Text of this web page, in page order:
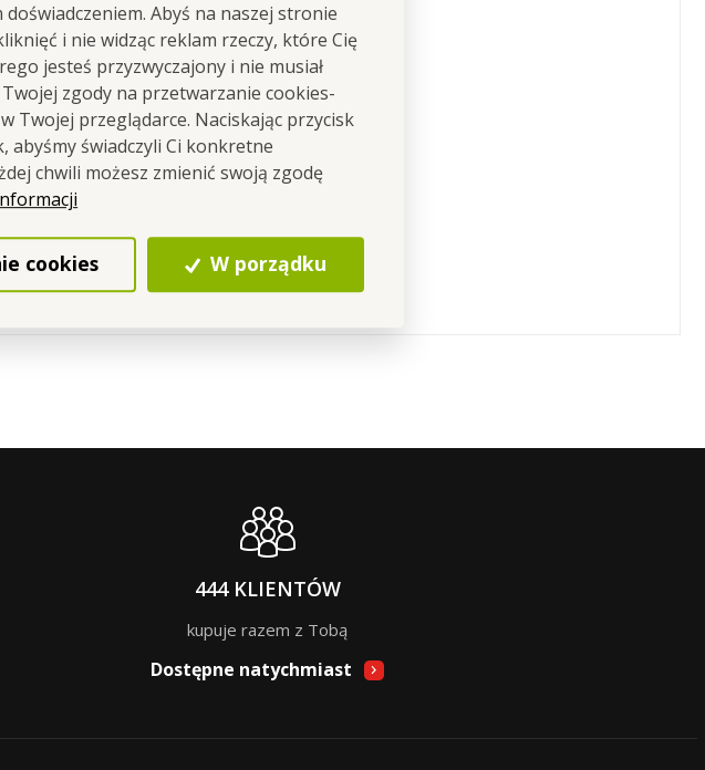
Abyś na naszej stronie
i nie widząc reklam rzeczy, które Cię
jesteś przyzwyczajony i nie musiał
zgody na przetwarzanie cookies-
Twojej przeglądarce. Naciskając przycisk
abyśmy świadczyli Ci konkretne
chwili możesz zmienić swoją zgodę
cookies W porządku
Czeska
444 KLIENTÓW
kupuje razem z Tobą
Dostępne natychmiast